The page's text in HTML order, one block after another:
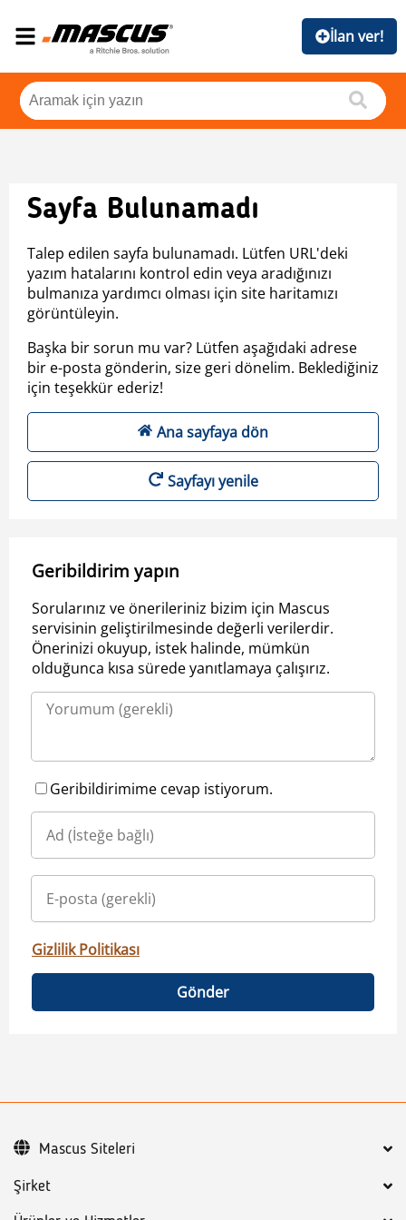
İlan ver!
Sayfa Bulunamadı
Talep edilen sayfa bulunamadı. Lütfen URL'deki
yazım hatalarını kontrol edin veya aradığınızı
bulmanıza yardımcı olması için site haritamızı
görüntüleyin.
Başka bir sorun mu var? Lütfen aşağıdaki adrese
bir e-posta gönderin, size geri dönelim. Beklediğiniz
için teşekkür ederiz!
Ana sayfaya dön
Sayfayı yenile
Geribildirim yapın
Sorularınız ve önerileriniz bizim için Mascus
servisinin geliştirilmesinde değerli verilerdir.
Önerinizi okuyup, istek halinde, mümkün
olduğunca kısa sürede yanıtlamaya çalışırız.
Geribildirimime cevap istiyorum.
Gizlilik Politikası
Gönder
Şirket
Mascus Siteleri